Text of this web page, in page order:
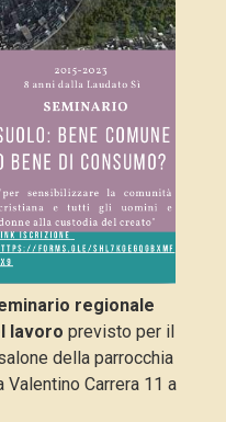
regionale
lavoro previsto per il
della parrocchia
Carrera 11 a